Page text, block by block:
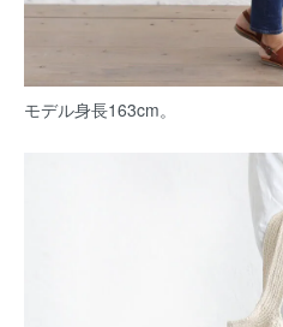
モデル身長163cm。